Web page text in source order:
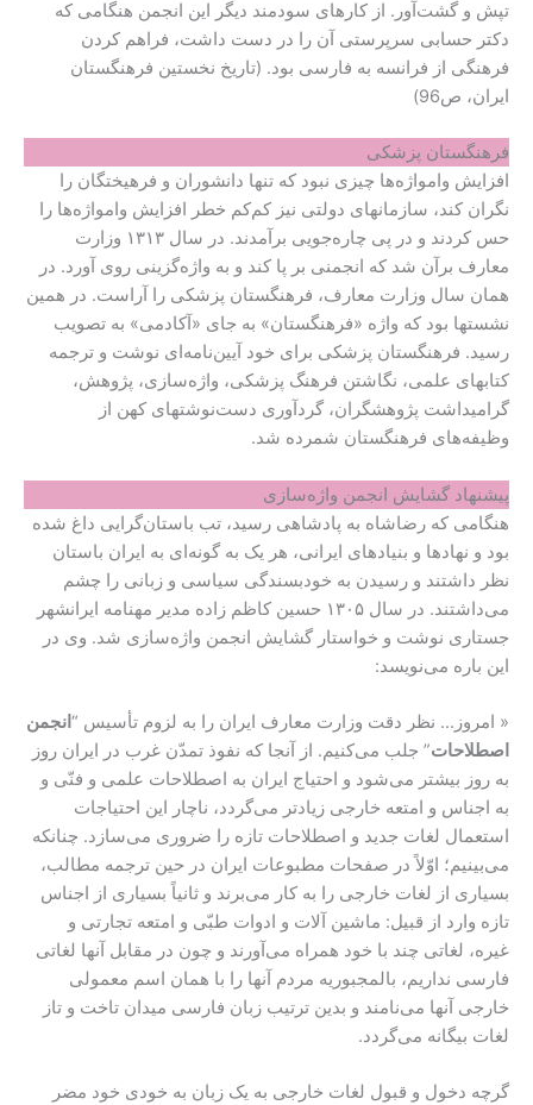
تپش و گشت‌آور. از کارهای سودمند دیگر این انجمن هنگامی که
دکتر حسابی سرپرستی آن را در دست داشت، فراهم کردن
فرهنگی از فرانسه به فارسی بود. (ت‍اری‍خ‌ ن‍خ‍س‍ت‍ی‍ن‌ ف‍رهن‍گ‍س‍ت‍ان‌
ای‍ران‌، ص96)
فرهنگستان پزشکی
افزایش وامواژه‌ها چیزی نبود که تنها دانشوران و فرهیختگان را
نگران کند، سازمانهای دولتی نیز کم‌کم خطر افزایش وامواژه‌ها را
حس کردند و در پی چاره‌جویی برآمدند. در سال ۱۳۱۳ وزارت
معارف برآن شد که انجمنی بر پا کند و به واژه‌گزینی روی آورد. در
همان سال وزارت معارف، فرهنگستان پزشکی را آراست. در همین
نشستها بود که واژه «فرهنگستان» به جای «آکادمی» به تصویب
رسید. فرهنگستان پزشکی برای خود آیین‌نامه‌ای نوشت و ترجمه
کتابهای علمی، نگاشتن فرهنگ پزشکی، واژه‌سازی، پژوهش،
گرامیداشت پژوهشگران، گردآوری دست‌نوشتهای کهن از
وظیفه‌های فرهنگستان شمرده شد.
پیشنهاد گشایش انجمن واژه‌سازی
هنگامی که رضاشاه به پادشاهی رسید، تب باستان‌گرایی داغ شده
بود و نهادها و بنیادهای ایرانی، هر یک به گونه‌ای به ایران باستان
نظر داشتند و رسیدن به خودبسندگی سیاسی و زبانی را چشم
می‌داشتند. در سال ۱۳۰۵ حسین کاظم زاده مدیر مهنامه ایرانشهر
جستاری نوشت و خواستار گشایش انجمن واژه‌سازی شد. وی در
این باره می‌نویسد:
« امروز… نظر دقت وزارت معارف ایران را به لزوم تأسیس “ انجمن
اصطلاحات” جلب می‌کنیم. از آنجا که نفوذ تمدّن غرب در ایران روز
به روز بیشتر می‌شود و احتیاج ایران به اصطلاحات علمی و فنّی و
به اجناس و امتعه خارجی زیادتر می‌گردد، ناچار این احتیاجات
استعمال لغات جدید و اصطلاحات تازه را ضروری می‌سازد. چنانکه
می‌بینیم؛ اوّلاً در صفحات مطبوعات ایران در حین ترجمه مطالب،
بسیاری از لغات خارجی را به کار می‌برند و ثانیاً بسیاری از اجناس
تازه وارد از قبیل: ماشین آلات و ادوات طبّی و امتعه تجارتی و
غیره، لغاتی چند با خود همراه می‌آورند و چون در مقابل آنها لغاتی
فارسی نداریم، بالمجبوریه مردم آنها را با همان اسم معمولی
خارجی آنها می‌نامند و بدین ترتیب زبان فارسی میدان تاخت و تاز
لغات بیگانه می‌گردد.
گرچه دخول و قبول لغات خارجی به یک زبان به خودی خود مضر